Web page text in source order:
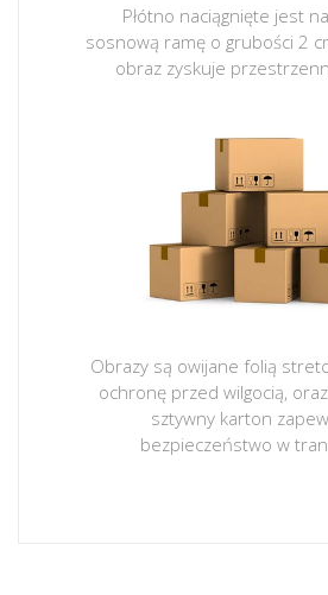
Płótno naciągnięte jest
sosnową ramę o grubości 2
obraz zyskuje
Obrazy są owijane folią
ochronę przed wilgocią,
sztywny karton
bezpieczeństwo w